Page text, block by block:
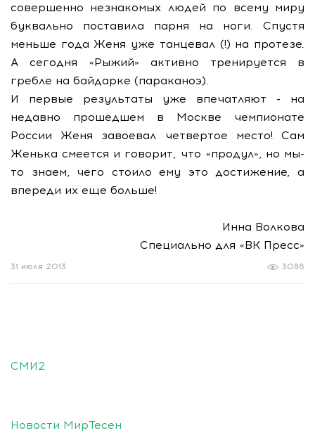
совершенно незнакомых людей по всему миру
буквально поставила парня на ноги. Спустя
меньше года Женя уже танцевал (!) на протезе.
А сегодня «Рыжий» активно тренируется в
гребле на байдарке (параканоэ).
И первые результаты уже впечатляют - на
недавно прошедшем в Москве чемпионате
России Женя завоевал четвертое место! Сам
Женька смеется и говорит, что «продул», но мы-
то знаем, чего стоило ему это достижение, а
впереди их еще больше!
Инна Волкова
Специально для «ВК Пресс»
3086
31 июля 2013
СМИ2
Новости МирТесен